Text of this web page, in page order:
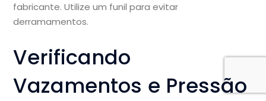
fabricante. Utilize um funil para evitar
derramamentos.
Verificando
Vazamentos e Pressão